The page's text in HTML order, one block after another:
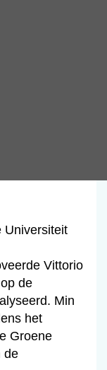
Universiteit
Vittorio
de
Min
het
Groene
de